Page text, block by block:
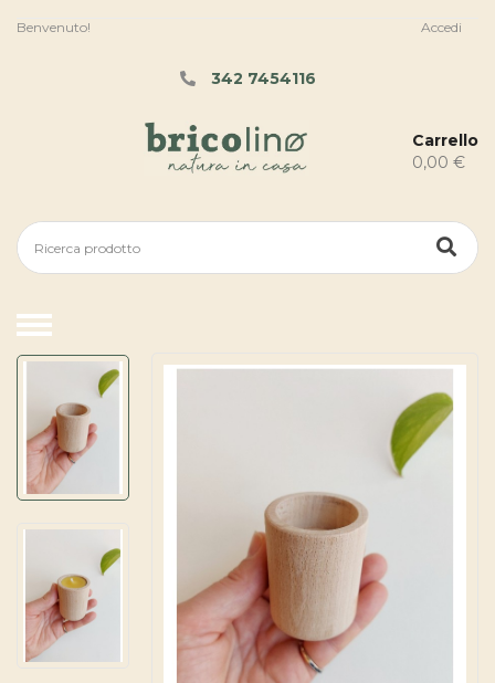
Benvenuto! Accedi
342 7454116
Carrello
0,00 €